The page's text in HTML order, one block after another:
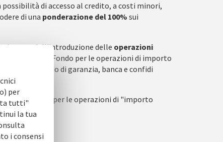
di accesso al credito, a costi minori,
di una ponderazione del 100% sui
si tratta dell'introduzione delle operazioni
l'accesso al Fondo per le operazioni di importo
tra Fondo di garanzia, banca e confidi
a € 35.000 per le operazioni di "importo
per
tutti"
la tua
i consensi